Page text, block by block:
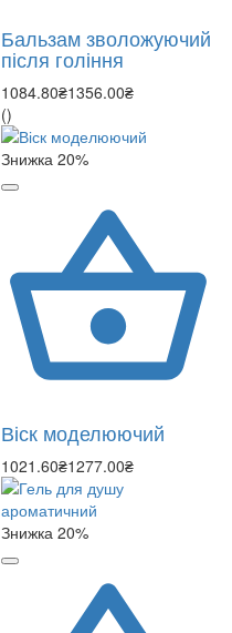
Бальзам зволожуючий
після гоління
1084.80₴1356.00₴
()
Знижка 20%
Віск моделюючий
1021.60₴1277.00₴
Знижка 20%